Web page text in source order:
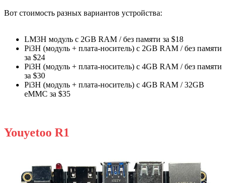
Вот стоимость разных вариантов устройства:
LM3H модуль с 2GB RAM / без памяти за $18
Pi3H (модуль + плата-носитель) с 2GB RAM / без памяти
за $24
Pi3H (модуль + плата-носитель) с 4GB RAM / без памяти
за $30
Pi3H (модуль + плата-носитель) с 4GB RAM / 32GB
eMMC за $35
Youyetoo R1